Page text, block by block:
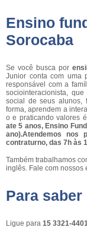
Ensino
Sorocaba
Se você busca por
Junior conta com uma
responsável com a
sociointeracionista,
social de seus alunos,
forma, aprendem a
o e praticando valores
ate 5 anos, Ensino
ano).Atendemos nos
contraturno, das 7h às
Também trabalhamos
inglês. Fale com nossos
Para
Ligue para 15 3321-